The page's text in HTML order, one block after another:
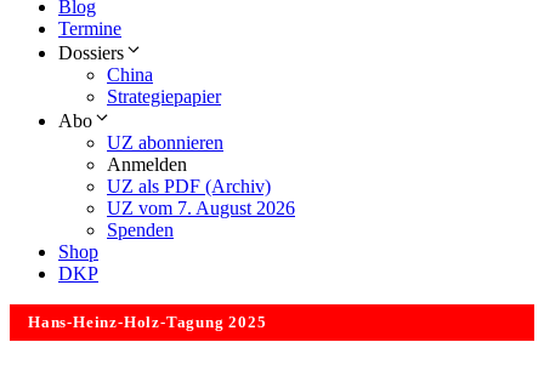
Blog
Termine
Dossiers
China
Strategiepapier
Abo
UZ abonnieren
Anmelden
UZ als PDF (Archiv)
UZ vom 7. August 2026
Spenden
Shop
DKP
Hans-Heinz-Holz-Tagung 2025